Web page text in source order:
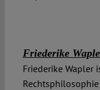
Friederike
Friederike Wapler